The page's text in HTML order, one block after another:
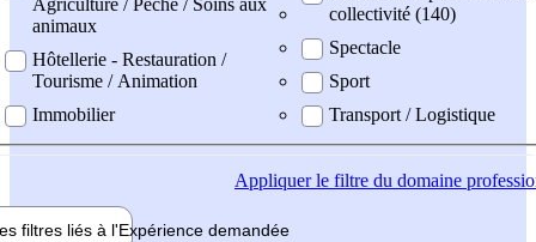
animaux
Hôtellerie - Restauration /
Tourisme / Animation
Immobilier
collectivité (140)
Spectacle
Sport
Transport / Logistique
Appliquerle filtre du domaine
filtres liés à l'Expérience demandée